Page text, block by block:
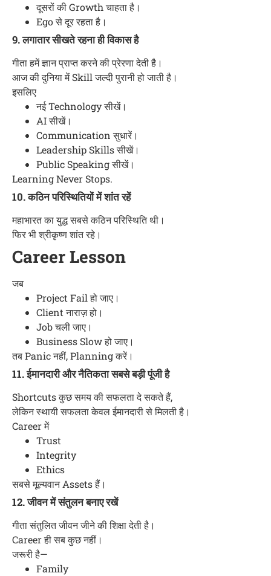
दूसरों की Growth चाहता है।
Ego से दूर रहता है।
9. लगातार सीखते रहना ही विकास है
गीता हमें ज्ञान प्राप्त करने की प्रेरणा देती है।
आज की दुनिया में Skill जल्दी पुरानी हो जाती है।
इसलिए
नई Technology सीखें।
AI सीखें।
Communication सुधारें।
Leadership Skills सीखें।
Public Speaking सीखें।
Learning Never Stops.
10. कठिन परिस्थितियों में शांत रहें
महाभारत का युद्ध सबसे कठिन परिस्थिति थी।
फिर भी श्रीकृष्ण शांत रहे।
Career Lesson
जब
Project Fail हो जाए।
Client नाराज़ हो।
Job चली जाए।
Business Slow हो जाए।
तब Panic नहीं, Planning करें।
11. ईमानदारी और नैतिकता सबसे बड़ी पूंजी है
Shortcuts कुछ समय की सफलता दे सकते हैं,
लेकिन स्थायी सफलता केवल ईमानदारी से मिलती है।
Career में
Trust
Integrity
Ethics
सबसे मूल्यवान Assets हैं।
12. जीवन में संतुलन बनाए रखें
गीता संतुलित जीवन जीने की शिक्षा देती है।
Career ही सब कुछ नहीं।
जरूरी है—
Family